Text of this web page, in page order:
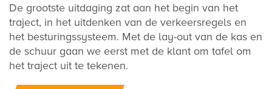
De grootste uitdaging zat aan het begin van het
traject, in het uitdenken van de verkeersregels en
het besturingssysteem. Met de lay-out van de kas en
de schuur gaan we eerst met de klant om tafel om
het traject uit te tekenen.